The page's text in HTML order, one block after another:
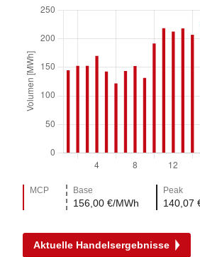
MCP Base
156,00 €/MWh
Peak
140,07
Aktuelle Handelsergebnisse